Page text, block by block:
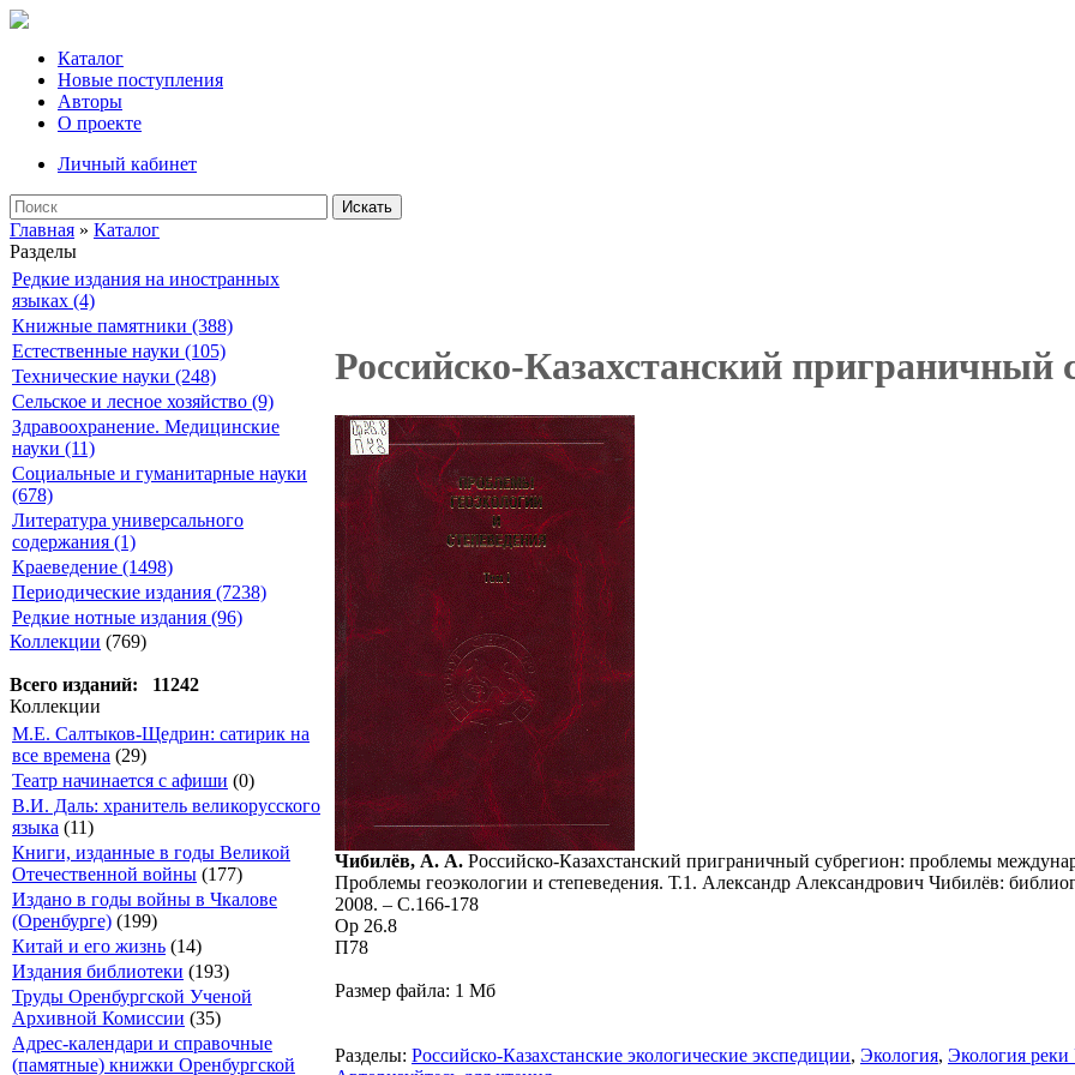
Каталог
Новые поступления
Авторы
О проекте
Личный кабинет
Искать
Главная » Каталог
Разделы
Редкие издания на иностранных
языках (4)
Книжные памятники (388)
Естественные науки (105)
Технические науки (248)
Сельское и лесное хозяйство (9)
Здравоохранение. Медицинские
науки (11)
Социальные и гуманитарные науки
(678)
Литература универсального
содержания (1)
Краеведение (1498)
Периодические издания (7238)
Редкие нотные издания (96)
Коллекции (769)
Всего изданий: 11242
Коллекции
М.Е. Салтыков-Щедрин: сатирик на
все времена (29)
Театр начинается с афиши (0)
В.И. Даль: хранитель великорусского
языка (11)
Книги, изданные в годы Великой
Отечественной войны (177)
Издано в годы войны в Чкалове
(Оренбурге) (199)
Китай и его жизнь (14)
Издания библиотеки (193)
Труды Оренбургской Ученой
Архивной Комиссии (35)
Адрес-календари и справочные
(памятные) книжки Оренбургской
Российско-Казахстанский приграничный
Чибилёв, А. А. Российско-Казахстанский приграничный субрегион: проблемы
Проблемы геоэкологии и степеведения. Т.1. Александр Александрович Чибилёв:
2008. – С.166-178
Ор 26.8
П78
Размер файла: 1 Mб
Разделы: Российско-Казахстанские экологические экспедиции, Экология, Экология реки